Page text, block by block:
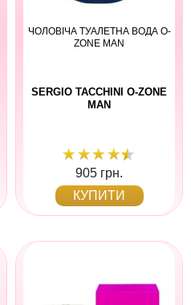
ЧОЛОВІЧА ТУАЛЕТНА ВОДА O-
ZONE MAN
SERGIO TACCHINI O-ZONE
MAN
905 грн.
КУПИТИ